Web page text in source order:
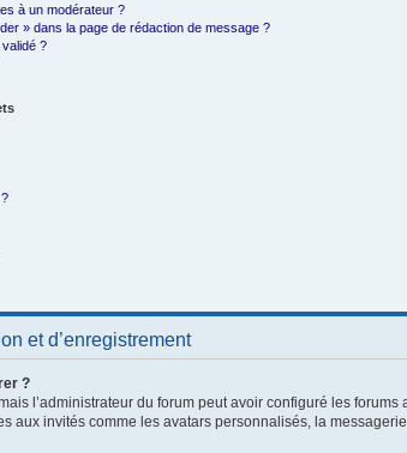
à un modérateur ?
» dans la page de rédaction de message ?
?
et d’enregistrement
?
l’administrateur du forum peut avoir configuré les
aux invités comme les avatars personnalisés, la